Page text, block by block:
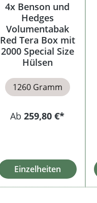
4x Benson und
Hedges
Volumentabak
Red Tera Box mit
2000 Special Size
Hülsen
1260 Gramm
Ab259,80 €*
Einzelheiten